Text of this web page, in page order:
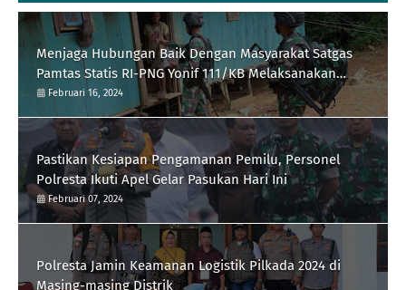
Menjaga Hubungan Baik Dengan Masyarakat Satgas
Pamtas Statis RI-PNG Yonif 111/KB Melaksanakan
Silaturrahmi
Februari 16, 2024
Pastikan Kesiapan Pengamanan Pemilu, Personel
Polresta Ikuti Apel Gelar Pasukan Hari Ini
Februari 07, 2024
Polresta Jamin Keamanan Logistik Pilkada 2024 di
Masing-masing Distrik